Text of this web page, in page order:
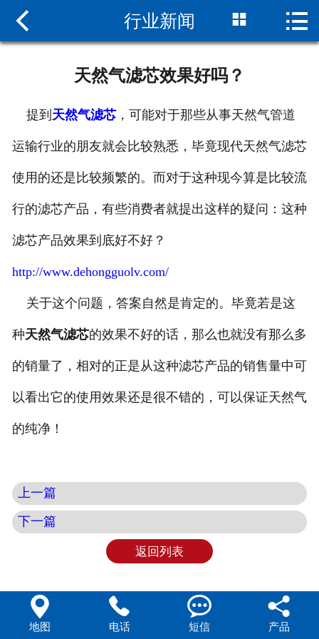
网站首页
 行业新闻  
天然气滤芯效果好吗？
提到 天然气滤芯，可能对于那些从事天然气管道
运输行业的朋友就会比较熟悉，毕竟现代天然气滤芯
使用的还是比较频繁的。而对于这种现今算是比较流
行的滤芯产品，有些消费者就提出这样的疑问：这种
滤芯产品效果到底好不好？
http://www.dehongguolv.com/
关于这个问题，答案自然是肯定的。毕竟若是这
种天然气滤芯的效果不好的话，那么也就没有那么多
的销量了，相对的正是从这种滤芯产品的销售量中可
以看出它的使用效果还是很不错的，可以保证天然气
的纯净！
上一篇
下一篇
返回列表

地图

电话

短信

产品